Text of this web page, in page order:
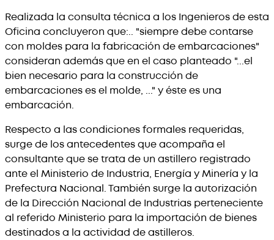
Realizada la consulta técnica a los Ingenieros de esta
Oficina concluyeron que:.. "siempre debe contarse
con moldes para la fabricación de embarcaciones"
consideran además que en el caso planteado "...el
bien necesario para la construcción de
embarcaciones es el molde, ..." y éste es una
embarcación.
Respecto a las condiciones formales requeridas,
surge de los antecedentes que acompaña el
consultante que se trata de un astillero registrado
ante el Ministerio de Industria, Energía y Minería y la
Prefectura Nacional. También surge la autorización
de la Dirección Nacional de Industrias perteneciente
al referido Ministerio para la importación de bienes
destinados a la actividad de astilleros.